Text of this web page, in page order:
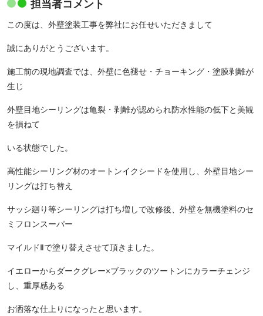
担当者コメント
この度は、外壁塗装工事を弊社にお任せいただきまして
誠にありがとうございます。
施工前の現地調査では、外壁に色褪せ・チョーキング・塗膜剥離が
生じ
外壁目地シーリングは亀裂・剥離が認められ防水性能の低下と美観
を損ねて
いる状態でした。
高性能シーリング材のオートンイクシードを使用し、外壁目地シー
リングは打ち替え
サッシ廻り等シーリングは打ち増しで改修後、外壁を無機塗料のセ
ミフロンスーパー
マイルドⅡで塗り替えさせて頂きました。
イエローからダークグレー×ブラックのツートンにカラーチェンジ
し、重厚感ある
お洒落な仕上りになったと思います。